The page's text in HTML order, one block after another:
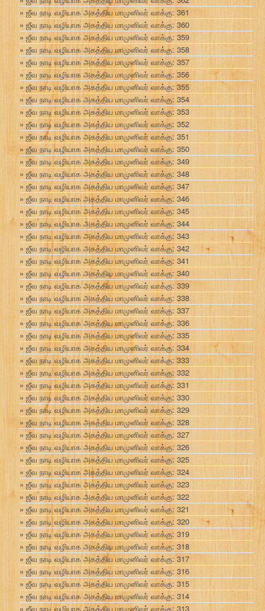
ஜீவ நாடி வழியாக அகத்திய மாமுனிவர் வாக்கு: 361
ஜீவ நாடி வழியாக அகத்திய மாமுனிவர் வாக்கு: 360
ஜீவ நாடி வழியாக அகத்திய மாமுனிவர் வாக்கு: 359
ஜீவ நாடி வழியாக அகத்திய மாமுனிவர் வாக்கு: 358
ஜீவ நாடி வழியாக அகத்திய மாமுனிவர் வாக்கு: 357
ஜீவ நாடி வழியாக அகத்திய மாமுனிவர் வாக்கு: 356
ஜீவ நாடி வழியாக அகத்திய மாமுனிவர் வாக்கு: 355
ஜீவ நாடி வழியாக அகத்திய மாமுனிவர் வாக்கு: 354
ஜீவ நாடி வழியாக அகத்திய மாமுனிவர் வாக்கு: 353
ஜீவ நாடி வழியாக அகத்திய மாமுனிவர் வாக்கு: 352
ஜீவ நாடி வழியாக அகத்திய மாமுனிவர் வாக்கு: 351
ஜீவ நாடி வழியாக அகத்திய மாமுனிவர் வாக்கு: 350
ஜீவ நாடி வழியாக அகத்திய மாமுனிவர் வாக்கு: 349
ஜீவ நாடி வழியாக அகத்திய மாமுனிவர் வாக்கு: 348
ஜீவ நாடி வழியாக அகத்திய மாமுனிவர் வாக்கு: 347
ஜீவ நாடி வழியாக அகத்திய மாமுனிவர் வாக்கு: 346
ஜீவ நாடி வழியாக அகத்திய மாமுனிவர் வாக்கு: 345
ஜீவ நாடி வழியாக அகத்திய மாமுனிவர் வாக்கு: 344
ஜீவ நாடி வழியாக அகத்திய மாமுனிவர் வாக்கு: 343
ஜீவ நாடி வழியாக அகத்திய மாமுனிவர் வாக்கு: 342
ஜீவ நாடி வழியாக அகத்திய மாமுனிவர் வாக்கு: 341
ஜீவ நாடி வழியாக அகத்திய மாமுனிவர் வாக்கு: 340
ஜீவ நாடி வழியாக அகத்திய மாமுனிவர் வாக்கு: 339
ஜீவ நாடி வழியாக அகத்திய மாமுனிவர் வாக்கு: 338
ஜீவ நாடி வழியாக அகத்திய மாமுனிவர் வாக்கு: 337
ஜீவ நாடி வழியாக அகத்திய மாமுனிவர் வாக்கு: 336
ஜீவ நாடி வழியாக அகத்திய மாமுனிவர் வாக்கு: 335
ஜீவ நாடி வழியாக அகத்திய மாமுனிவர் வாக்கு: 334
ஜீவ நாடி வழியாக அகத்திய மாமுனிவர் வாக்கு: 333
ஜீவ நாடி வழியாக அகத்திய மாமுனிவர் வாக்கு: 332
ஜீவ நாடி வழியாக அகத்திய மாமுனிவர் வாக்கு: 331
ஜீவ நாடி வழியாக அகத்திய மாமுனிவர் வாக்கு: 330
ஜீவ நாடி வழியாக அகத்திய மாமுனிவர் வாக்கு: 329
ஜீவ நாடி வழியாக அகத்திய மாமுனிவர் வாக்கு: 328
ஜீவ நாடி வழியாக அகத்திய மாமுனிவர் வாக்கு: 327
ஜீவ நாடி வழியாக அகத்திய மாமுனிவர் வாக்கு: 326
ஜீவ நாடி வழியாக அகத்திய மாமுனிவர் வாக்கு: 325
ஜீவ நாடி வழியாக அகத்திய மாமுனிவர் வாக்கு: 324
ஜீவ நாடி வழியாக அகத்திய மாமுனிவர் வாக்கு: 323
ஜீவ நாடி வழியாக அகத்திய மாமுனிவர் வாக்கு: 322
ஜீவ நாடி வழியாக அகத்திய மாமுனிவர் வாக்கு: 321
ஜீவ நாடி வழியாக அகத்திய மாமுனிவர் வாக்கு: 320
ஜீவ நாடி வழியாக அகத்திய மாமுனிவர் வாக்கு: 319
ஜீவ நாடி வழியாக அகத்திய மாமுனிவர் வாக்கு: 318
ஜீவ நாடி வழியாக அகத்திய மாமுனிவர் வாக்கு: 317
ஜீவ நாடி வழியாக அகத்திய மாமுனிவர் வாக்கு: 316
ஜீவ நாடி வழியாக அகத்திய மாமுனிவர் வாக்கு: 315
ஜீவ நாடி வழியாக அகத்திய மாமுனிவர் வாக்கு: 314
ஜீவ நாடி வழியாக அகத்திய மாமுனிவர் வாக்கு: 313